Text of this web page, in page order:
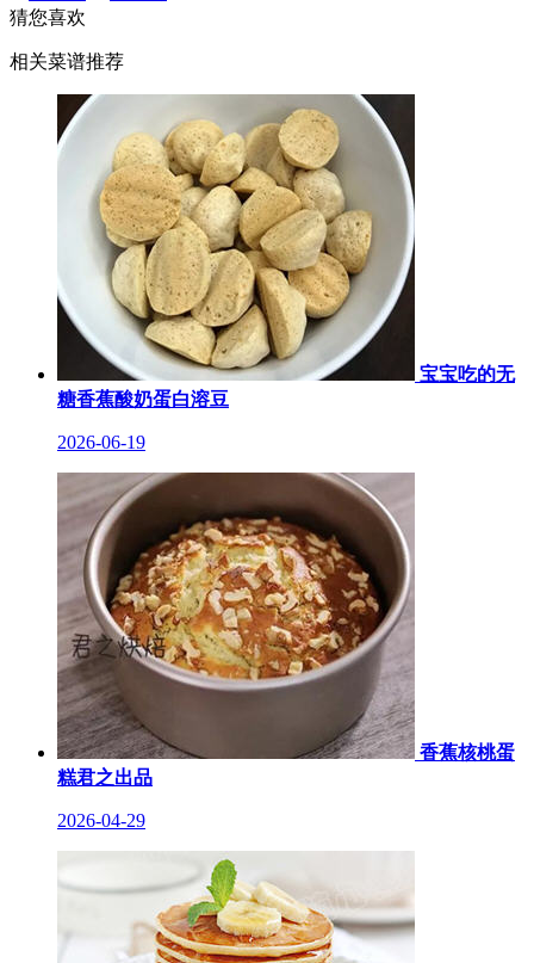
猜您喜欢
相关菜谱推荐
宝宝吃的无
糖香蕉酸奶蛋白溶豆
2026-06-19
香蕉核桃蛋
糕君之出品
2026-04-29